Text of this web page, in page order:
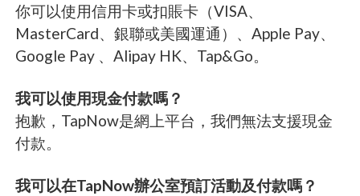
你可以使用信用卡或扣賬卡（VISA、
MasterCard、銀聯或美國運通）、Apple Pay、
Google Pay 、Alipay HK、Tap&Go。
我可以使用現金付款嗎？
抱歉，TapNow是網上平台，我們無法支援現金
付款。
我可以在TapNow辦公室預訂活動及付款嗎？